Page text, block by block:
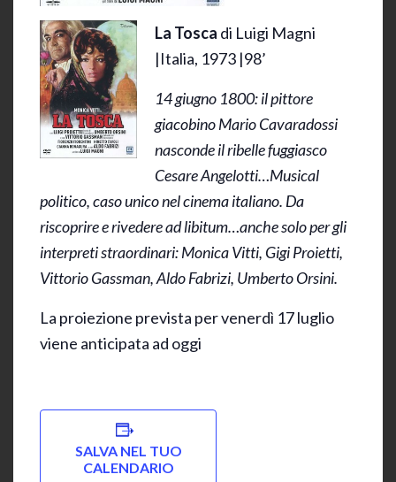
La Tosca di Luigi Magni
|Italia, 1973 |98’
14 giugno 1800: il pittore
giacobino Mario Cavaradossi
nasconde il ribelle fuggiasco
Cesare Angelotti…Musical
politico, caso unico nel cinema italiano. Da
riscoprire e rivedere ad libitum…anche solo per gli
interpreti straordinari: Monica Vitti, Gigi Proietti,
Vittorio Gassman, Aldo Fabrizi, Umberto Orsini.
La proiezione prevista per venerdì 17 luglio
viene anticipata ad oggi
SALVA NEL TUO
CALENDARIO